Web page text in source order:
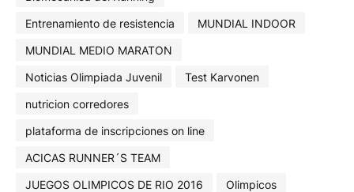
Entrenamiento de resistencia
MUNDIAL INDOOR
MUNDIAL MEDIO MARATON
Noticias Olimpiada Juvenil
Test Karvonen
nutricion corredores
plataforma de inscripciones on line
ACICAS RUNNER´S TEAM
JUEGOS OLIMPICOS DE RIO 2016
Olimpicos